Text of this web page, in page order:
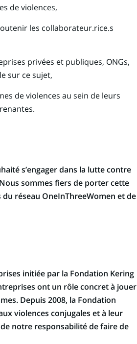
de violences,
les collaborateur.rice.s
privées et publiques, ONGs,
sur ce sujet,
de violences au sein de leurs
s’engager dans la lutte contre
sommes fiers de porter cette
réseau OneInThreeWomen et de
initiée par la Fondation Kering
ont un rôle concret à jouer
Depuis 2008, la Fondation
violences conjugales et à leur
notre responsabilité de faire de